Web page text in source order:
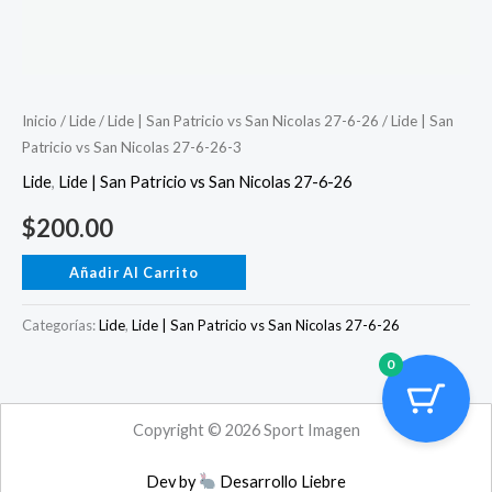
Inicio /Lide/Lide | San Patricio vs San Nicolas 27-6-26 / Lide | San
Patricio vs San Nicolas 27-6-26-3
Lide, Lide | San Patricio vs San Nicolas 27-6-26
$200.00
Añadir Al Carrito
Categorías:Lide, Lide | San Patricio vs San Nicolas 27-6-26
Copyright © 2026 Sport Imagen
Dev by Desarrollo Liebre
0